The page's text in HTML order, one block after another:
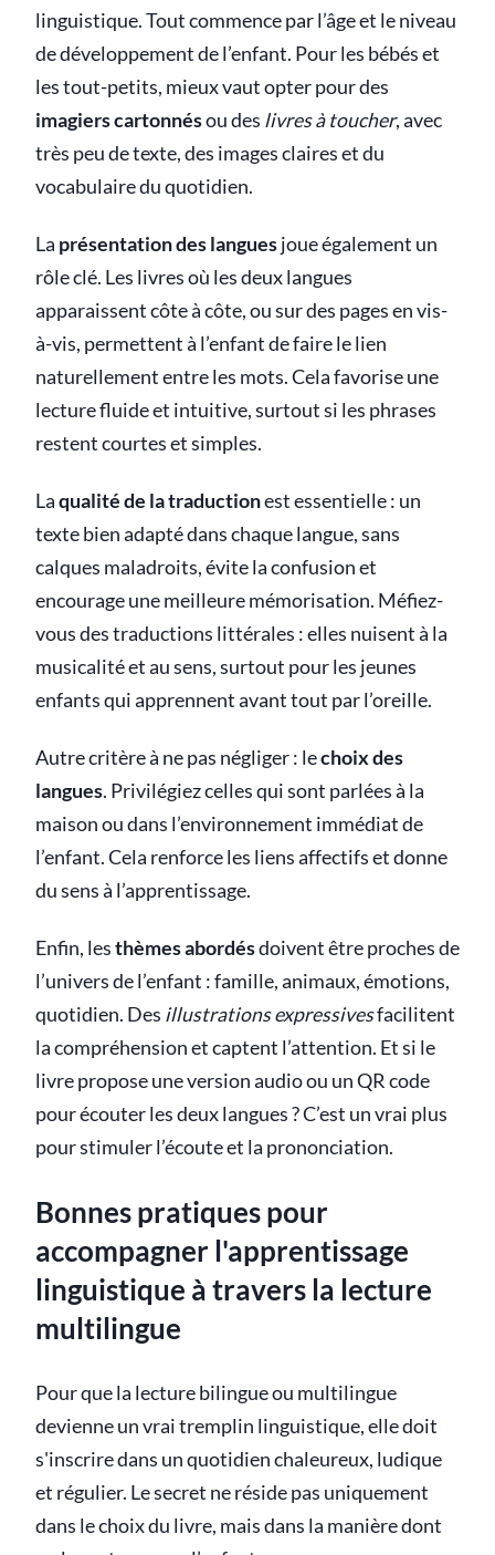
linguistique. Tout commence par l’âge et le niveau
de développement de l’enfant. Pour les bébés et
les tout-petits, mieux vaut opter pour des
imagiers cartonnésou des livres à toucher, avec
très peu de texte, des images claires et du
vocabulaire du quotidien.
La présentation des languesjoue également un
rôle clé. Les livres où les deux langues
apparaissent côte à côte, ou sur des pages en vis-
à-vis, permettent à l’enfant de faire le lien
naturellement entre les mots. Cela favorise une
lecture fluide et intuitive, surtout si les phrases
restent courtes et simples.
Laqualité de la traductionest essentielle : un
texte bien adapté dans chaque langue, sans
calques maladroits, évite la confusion et
encourage une meilleure mémorisation. Méfiez-
vous des traductions littérales : elles nuisent à la
musicalité et au sens, surtout pour les jeunes
enfants qui apprennent avant tout par l’oreille.
Autre critère à ne pas négliger : lechoix des
langues. Privilégiez celles qui sont parlées à la
maison ou dans l’environnement immédiat de
l’enfant. Cela renforce les liens affectifs et donne
du sens à l’apprentissage.
Enfin, lesthèmes abordésdoivent être proches de
l’univers de l’enfant : famille, animaux, émotions,
quotidien. Des illustrations expressivesfacilitent
la compréhension et captent l’attention. Et si le
livre propose une version audio ou un QR code
pour écouter les deux langues ? C’est un vrai plus
pour stimuler l’écoute et la prononciation.
Bonnes pratiques pour
accompagner l'apprentissage
linguistique à travers la lecture
multilingue
Pour que la lecture bilingue ou multilingue
devienne un vrai tremplin linguistique, elle doit
s'inscrire dans un quotidien chaleureux, ludique
et régulier. Le secret ne réside pas uniquement
dans le choix du livre, mais dans la manière dont